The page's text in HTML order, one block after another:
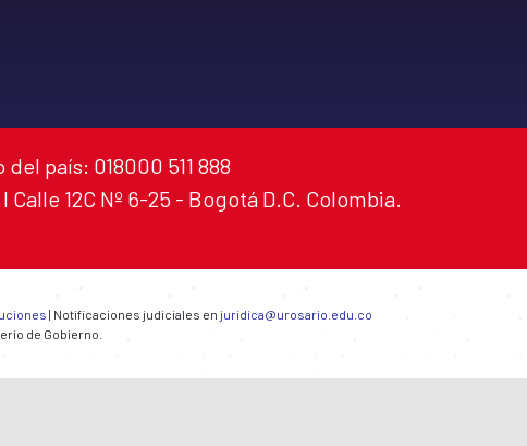
país: 018000 511 888
12C Nº 6-25 - Bogotá D.C. Colombia.
| Notificaciones judiciales en juridica@urosario.edu.co
de Gobierno.